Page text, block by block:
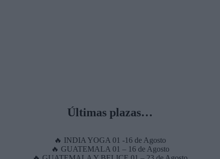
Últimas plazas…
🔥 INDIA YOGA 01 -16 de Agosto
🔥 GUATEMALA 01 – 16 de Agosto